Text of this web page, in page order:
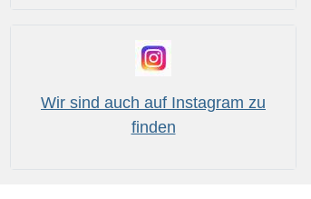
Wir sind auch auf Instagram zu
finden